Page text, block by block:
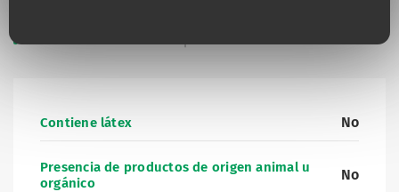
Contiene látex No
Presencia de productos de origen animal u
orgánico
No